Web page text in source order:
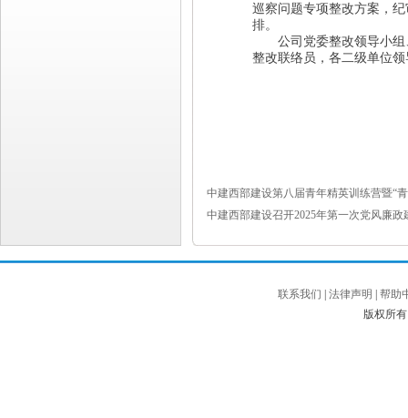
巡察问题专项整改方案，
排。
公司党委整改领导小组
整改联络员，各二级单位
中建西部建设第八届青年精英训练营暨“
中建西部建设召开2025年第一次党风廉
联系我们 法律声明
帮助
版权所